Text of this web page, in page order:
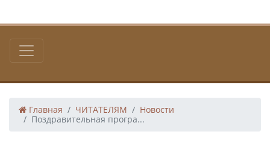
Главная ЧИТАТЕЛЯМ
Новости
Поздравительная програ...